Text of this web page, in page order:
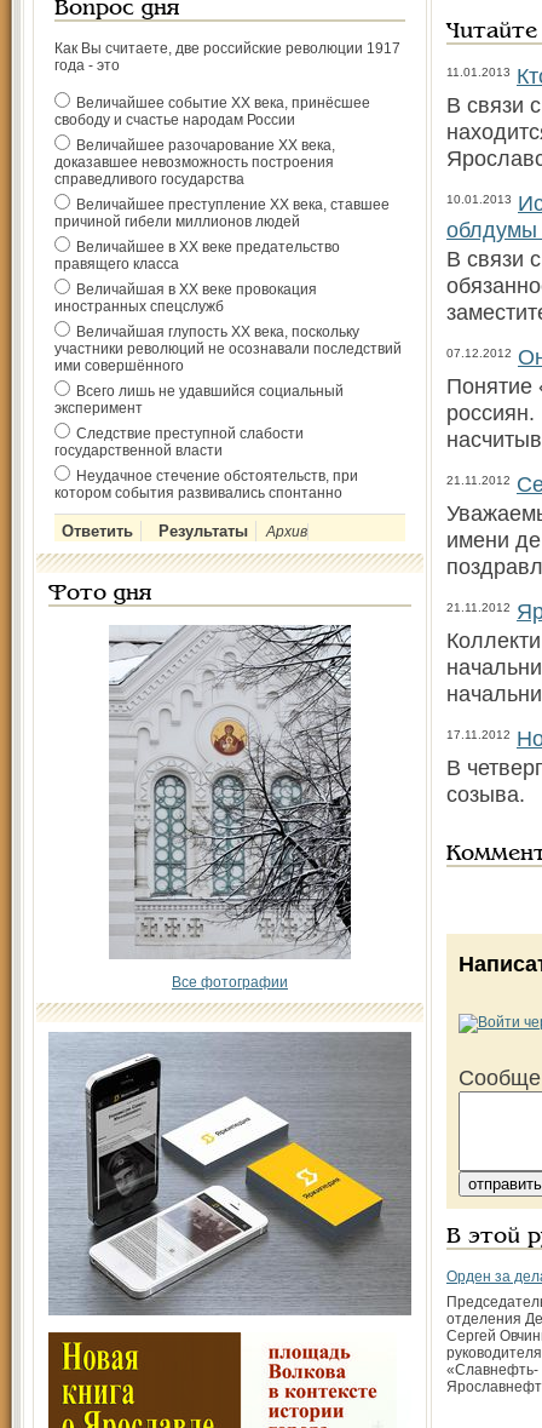
Вопрос дня
Как Вы считаете, две российские революции 1917
года - это
Величайшее событие ХХ века, принёсшее
свободу и счастье народам России
Величайшее разочарование ХХ века,
доказавшее невозможность построения
справедливого государства
Величайшее преступление ХХ века, ставшее
причиной гибели миллионов людей
Величайшее в ХХ веке предательство
правящего класса
Величайшая в ХХ веке провокация
иностранных спецслужб
Величайшая глупость ХХ века, поскольку
участники революций не осознавали последствий
ими совершённого
Всего лишь не удавшийся социальный
эксперимент
Следствие преступной слабости
государственной власти
Неудачное стечение обстоятельств, при
котором события развивались спонтанно
Архив
Фото дня
Все фотографии
11.01.2013
В связи
10.01.2013
облдумы
В связи
07.12.2012
Понятие
21.11.2012
имени
21.11.2012
17.11.2012
В
созыва.
В этой
Орден за
отделения
Сергей
«Славнефть-